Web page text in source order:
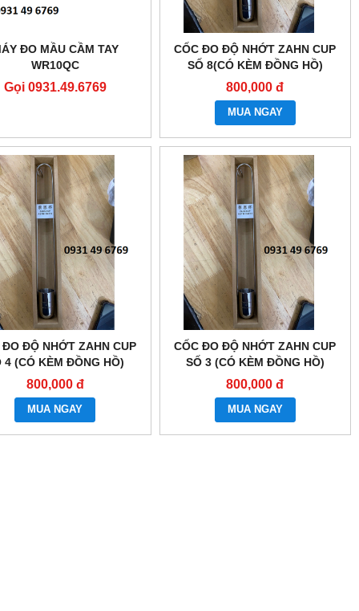
ĐO MẦU CẦM TAY
WR10QC
Gọi 0931.49.6769
CỐC ĐO ĐỘ NHỚT ZAHN CUP
SỐ 8(CÓ KÈM ĐỒNG HỒ)
800,000 đ
MUA NGAY
ĐO ĐỘ NHỚT ZAHN CUP
4 (CÓ KÈM ĐỒNG HỒ)
800,000 đ
MUA NGAY
CỐC ĐO ĐỘ NHỚT ZAHN CUP
SỐ 3 (CÓ KÈM ĐỒNG HỒ)
800,000 đ
MUA NGAY